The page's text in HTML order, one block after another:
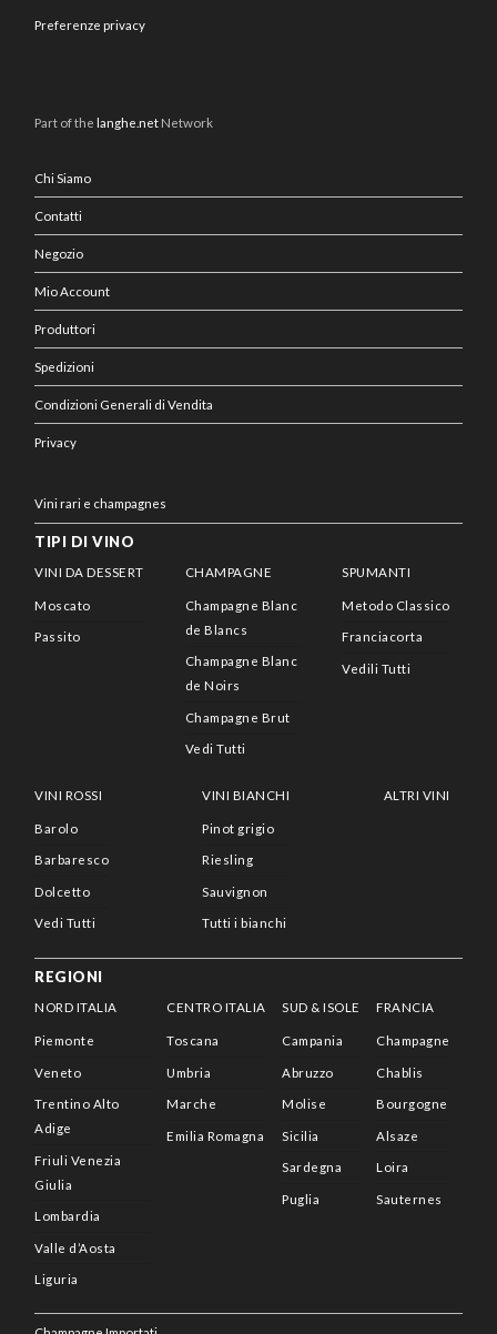
Preferenze privacy
Part of the langhe.net Network
Chi Siamo
Contatti
Negozio
Mio Account
Produttori
Spedizioni
Condizioni Generali di Vendita
Privacy
Vini rari e champagnes
TIPI DI VINO
VINI DA DESSERT
Moscato
Passito
CHAMPAGNE
Champagne Blanc
de Blancs
Champagne Blanc
de Noirs
Champagne Brut
Vedi Tutti
SPUMANTI
Metodo Classico
Franciacorta
Vedili Tutti
VINI ROSSI
Barolo
Barbaresco
Dolcetto
Vedi Tutti
VINI BIANCHI
Pinot grigio
Riesling
Sauvignon
Tutti i bianchi
ALTRI VINI
REGIONI
NORD ITALIA
Piemonte
Veneto
Trentino Alto
Adige
Friuli Venezia
Giulia
Lombardia
Valle d’Aosta
Liguria
CENTRO ITALIA
Toscana
Umbria
Marche
Emilia Romagna
SUD & ISOLE
Campania
Abruzzo
Molise
Sicilia
Sardegna
Puglia
FRANCIA
Champagne
Chablis
Bourgogne
Alsaze
Loira
Sauternes